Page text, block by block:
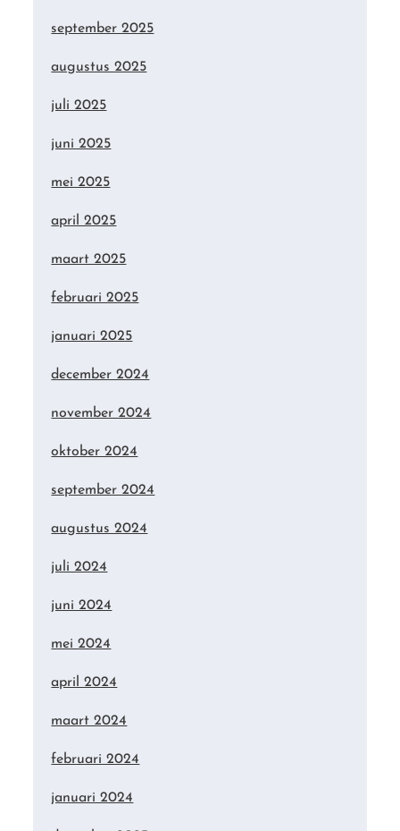
september 2025
augustus 2025
juli 2025
juni 2025
mei 2025
april 2025
maart 2025
februari 2025
januari 2025
december 2024
november 2024
oktober 2024
september 2024
augustus 2024
juli 2024
juni 2024
mei 2024
april 2024
maart 2024
februari 2024
januari 2024